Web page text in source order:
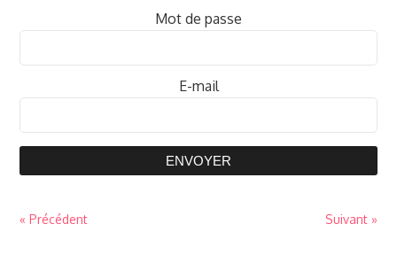
Mot de passe
E-mail
ENVOYER
« Précédent Suivant »